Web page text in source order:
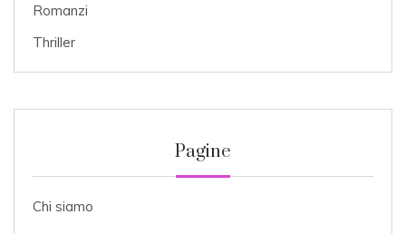
Romanzi
Thriller
Pagine
Chi siamo